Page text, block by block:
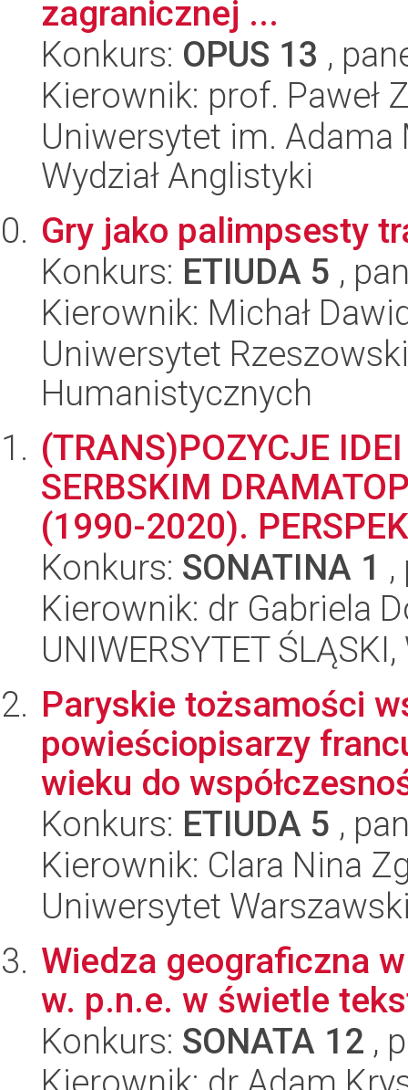
zagranicznej ...
Konkurs: OPUS 13 ,
Kierownik: prof. Paweł
Uniwersytet im.
Wydział Anglistyki
Gry jako palimpsesty
Konkurs: ETIUDA 5 ,
Kierownik: Michał
Uniwersytet
Humanistycznych
(TRANS)POZYCJE
SERBSKIM
(1990-2020).
Konkurs: SONATINA 1
Kierownik: dr Gabriela
UNIWERSYTET
Paryskie tożsamości
powieściopisarzy
wieku do
Konkurs: ETIUDA 5 ,
Kierownik: Clara Nina
Uniwersytet
Wiedza geograficzna
w. p.n.e. w świetle
Konkurs: SONATA 12 ,